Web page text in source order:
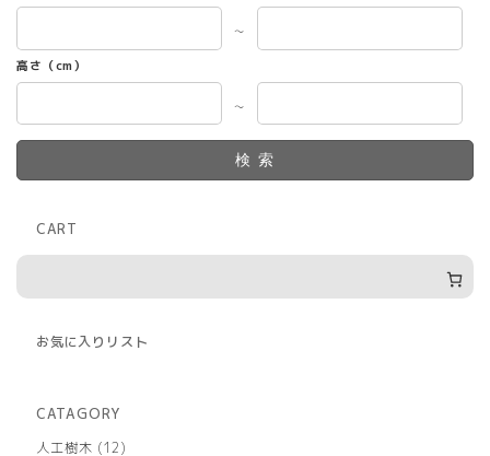
～
高さ（cm）
～
検索
CART
お気に入りリスト
CATAGORY
人工樹木
1212